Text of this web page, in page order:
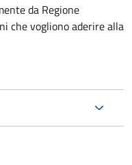
da Regione
che vogliono aderire alla